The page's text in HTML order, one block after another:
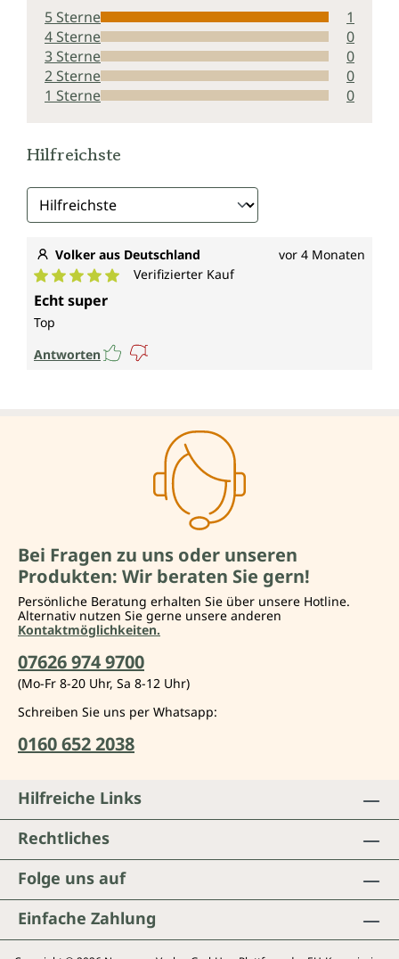
5 Sterne
1
4 Sterne
0
3 Sterne
0
2 Sterne
0
1 Sterne
0
Hilfreichste
Volker aus Deutschland vor 4 Monaten
Durchschnittliche Bewertung von 5 von 5 Sternen
Verifizierter Kauf
Echt super
Top
Antworten
Bei Fragen zu uns oder unseren
Produkten: Wir beraten Sie gern!
Persönliche Beratung erhalten Sie über unsere Hotline.
Alternativ nutzen Sie gerne unsere anderen
Kontaktmöglichkeiten.
07626 974 9700
(Mo-Fr 8-20 Uhr, Sa 8-12 Uhr)
Schreiben Sie uns per Whatsapp:
0160 652 2038
Folge uns auf
Einfache Zahlung
Hilfreiche Links
Rechtliches